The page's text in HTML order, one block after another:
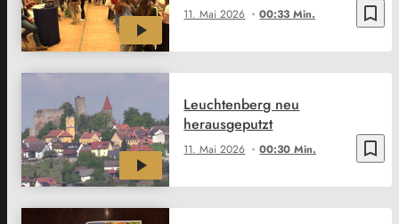
bookmark_border
11. Mai 2026 00:33 Min.
bookmark_border
11. Mai 2026 00:30 Min.
Leuchtenberg neu
herausgeputzt